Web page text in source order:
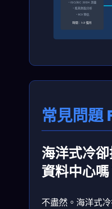
・ISO/IEC 30134 測量
・能耗熱點分析
・ROI 預估
時間：1-3 個月
常見問題
海洋式冷
資料中心嗎
不盡然。海洋式